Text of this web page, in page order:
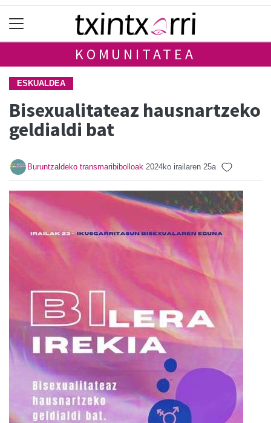
KOMUNITATEA
ESKUALDEA
Bisexualitateaz hausnartzeko
geldialdi bat
Buruntzaldeko transmaribibolloak 2024ko irailaren 25a